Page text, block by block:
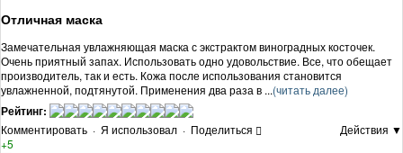
Отличная маска
Замечательная увлажняющая маска с экстрактом виноградных косточек.
Очень приятный запах. Использовать одно удовольствие. Все, что обещает
производитель, так и есть. Кожа после использования становится
увлажненной, подтянутой. Применения два раза в ...(читать далее)
Рейтинг:
Комментировать · Я использовал · Поделиться
Действия ▼
+5